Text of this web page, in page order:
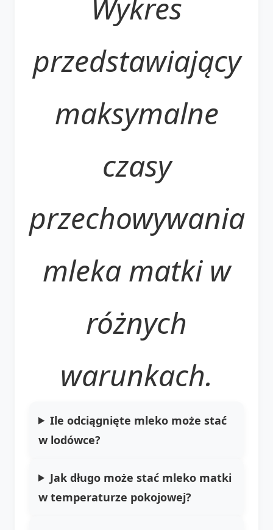
Wykres
przedstawiający
maksymalne
czasy
przechowywania
mleka matki w
różnych
warunkach.
Ile odciągnięte mleko może stać
w lodówce?
Jak długo może stać mleko matki
w temperaturze pokojowej?